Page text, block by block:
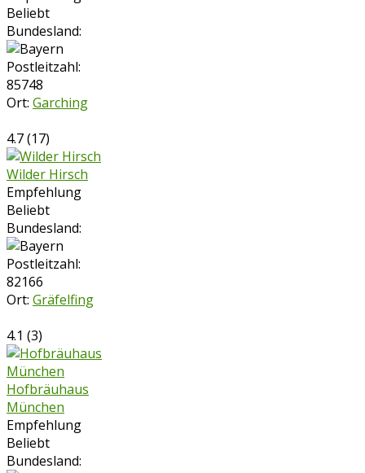
Beliebt
Bundesland:
Postleitzahl:
85748
Ort: Garching
4.7(17)
Wilder Hirsch
Empfehlung
Beliebt
Bundesland:
Postleitzahl:
82166
Ort: Gräfelfing
4.1 (3)
Hofbräuhaus
München
Empfehlung
Beliebt
Bundesland: